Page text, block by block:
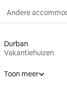
Andere
Durban
Vakantiehuizen
Toon meer